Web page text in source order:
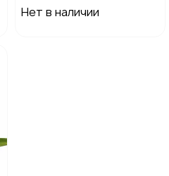
Нет в наличии